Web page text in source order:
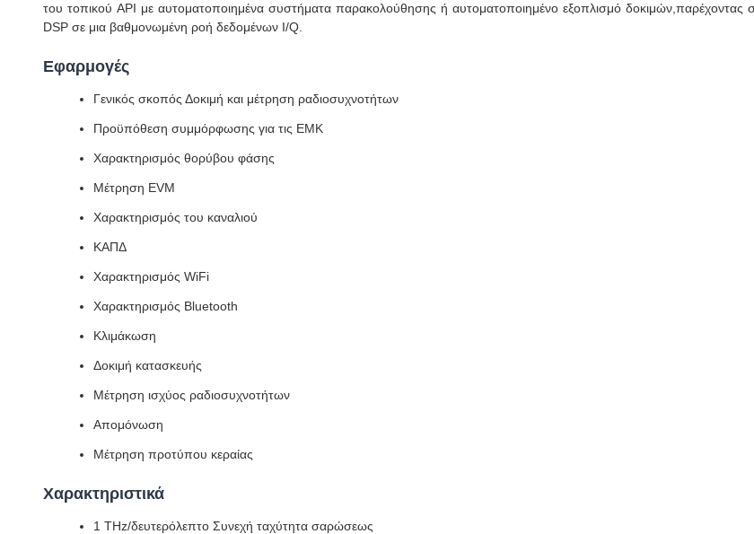
του τοπικού API με αυτοματοποιημένα συστήματα παρακολούθησης ή αυτοματοποιημένο εξοπλισμό
DSP σε μια βαθμονωμένη ροή δεδομένων I/Q.
Εφαρμογές
Γενικός σκοπός Δοκιμή και μέτρηση ραδιοσυχνοτήτων
Προϋπόθεση συμμόρφωσης για τις ΕΜΚ
Χαρακτηρισμός θορύβου φάσης
Μέτρηση EVM
Χαρακτηρισμός του καναλιού
ΚΑΠΔ
Χαρακτηρισμός WiFi
Χαρακτηρισμός Bluetooth
Κλιμάκωση
Δοκιμή κατασκευής
Μέτρηση ισχύος ραδιοσυχνοτήτων
Απομόνωση
Μέτρηση προτύπου κεραίας
Χαρακτηριστικά
1 THz/δευτερόλεπτο Συνεχή ταχύτητα σαρώσεως